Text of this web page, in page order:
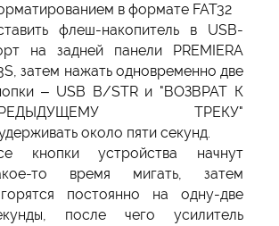
в формате FAT32
флеш-накопитель в USB-
на задней панели PREMIERA
затем нажать одновременно две
– USB B/STR и "ВОЗВРАТ К
ТРЕКУ"
около пяти секунд.
кнопки устройства начнут
то время мигать, затем
постоянно на одну-две
после чего усилитель